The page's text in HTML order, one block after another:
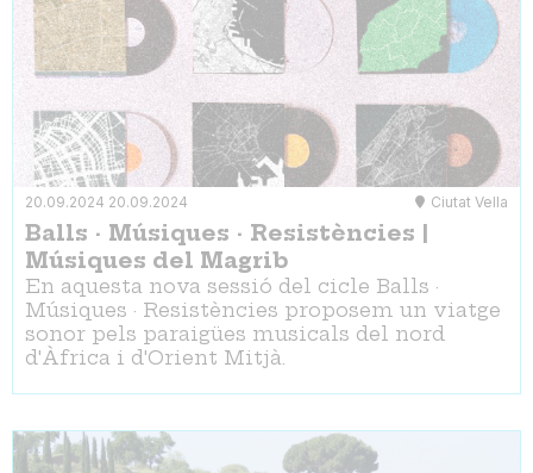
20.09.2024 20.09.2024 Ciutat Vella
Balls · Músiques · Resistències |
Músiques del Magrib
En aquesta nova sessió del cicle Balls ·
Músiques · Resistències proposem un viatge
sonor pels paraigües musicals del nord
d'Àfrica i d'Orient Mitjà.